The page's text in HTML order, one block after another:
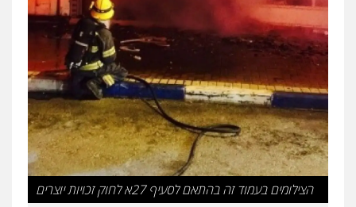
הצילומים בעמוד זה בהתאם לסעיף 27א לחוק זכויות יוצרים